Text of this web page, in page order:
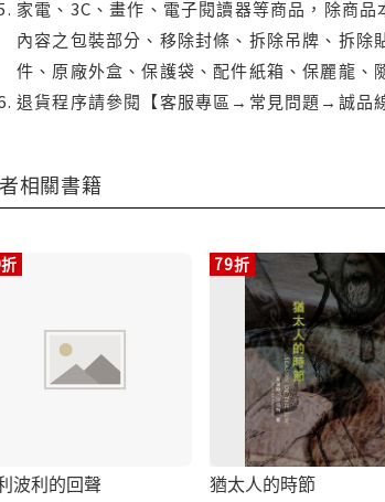
家電、3C、畫作、電子閱讀器等商品，除商
內容之包裝部分、移除封條、拆除吊牌、拆
件、原廠外盒、保護袋、配件紙箱、保麗龍、
退貨程序請參閱【客服專區→常見問題→誠品
相關書籍
波利的回聲
79折
猶太人的時節